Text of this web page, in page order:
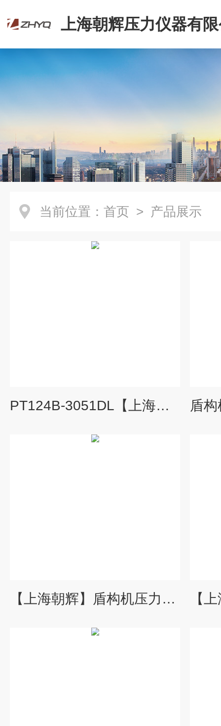
上海朝辉压力仪器有
当前位置： 首页 > 产品展示
PT124B-3051DL【上海朝辉】差压液位变送器
【上海朝辉】盾构机压力变送器/注浆压力变送器